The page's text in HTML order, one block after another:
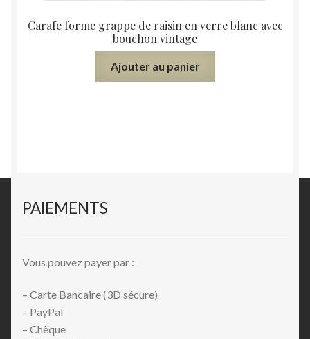
Carafe forme grappe de raisin en verre blanc avec
bouchon vintage
Ajouter au panier
PAIEMENTS
Vous pouvez payer par :
– Carte Bancaire (3D sécure)
– PayPal
– Chèque